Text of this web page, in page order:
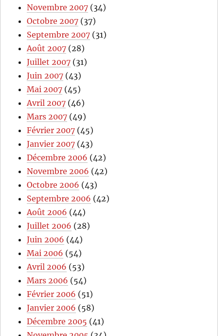
Novembre 2007 (34)
Octobre 2007 (37)
Septembre 2007 (31)
Août 2007 (28)
Juillet 2007 (31)
Juin 2007 (43)
Mai 2007 (45)
Avril 2007 (46)
Mars 2007 (49)
Février 2007 (45)
Janvier 2007 (43)
Décembre 2006 (42)
Novembre 2006 (42)
Octobre 2006 (43)
Septembre 2006 (42)
Août 2006 (44)
Juillet 2006 (28)
Juin 2006 (44)
Mai 2006 (54)
Avril 2006 (53)
Mars 2006 (54)
Février 2006 (51)
Janvier 2006 (58)
Décembre 2005 (41)